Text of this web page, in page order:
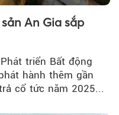
An Gia sắp
triển Bất động
hành thêm gần
cổ tức năm 2025...